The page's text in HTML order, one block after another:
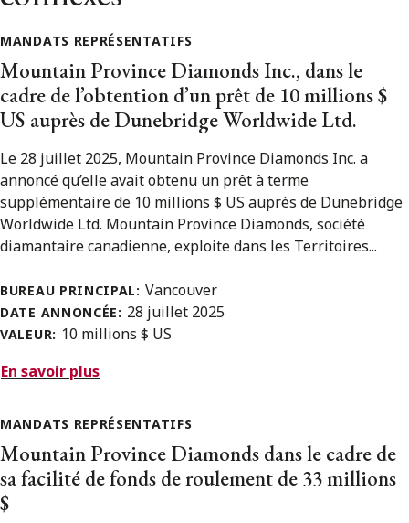
MANDATS REPRÉSENTATIFS
Mountain Province Diamonds Inc., dans le
cadre de l’obtention d’un prêt de 10 millions $
US auprès de Dunebridge Worldwide Ltd.
Le 28 juillet 2025, Mountain Province Diamonds Inc. a
annoncé qu’elle avait obtenu un prêt à terme
supplémentaire de 10 millions $ US auprès de Dunebridge
Worldwide Ltd. Mountain Province Diamonds, société
diamantaire canadienne, exploite dans les Territoires...
BUREAU PRINCIPAL: Vancouver
DATE ANNONCÉE: 28 juillet 2025
VALEUR: 10 millions $ US
En savoir plus
MANDATS REPRÉSENTATIFS
Mountain Province Diamonds dans le cadre de
sa facilité de fonds de roulement de 33 millions
$